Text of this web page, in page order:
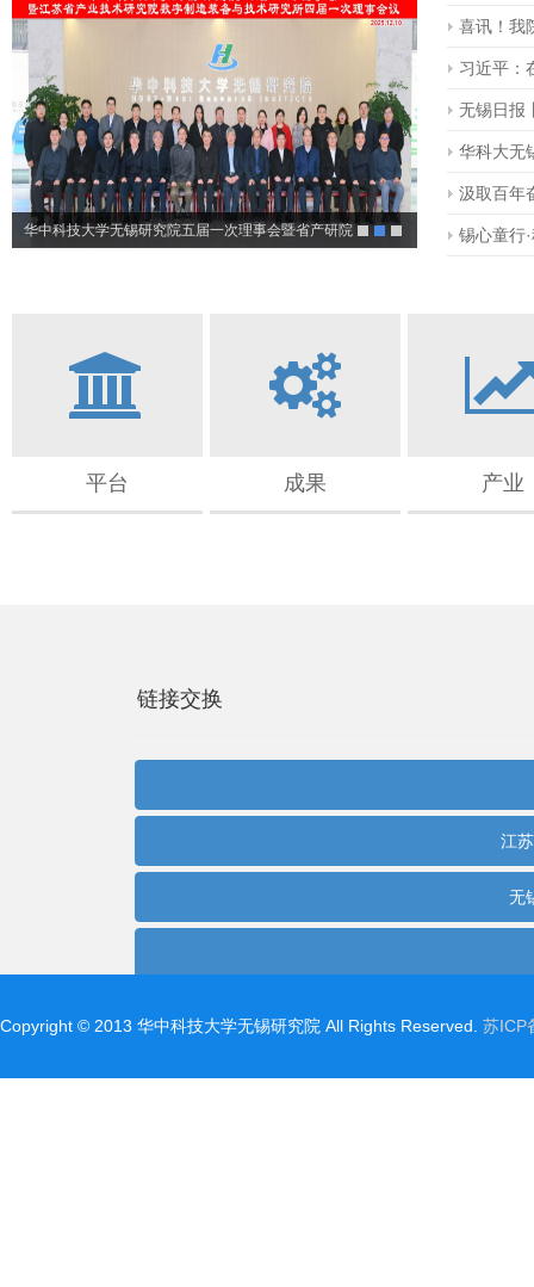
华中科技大学无锡研究院五届一次理事会暨省产研院
喜讯！我
等奖
习近平：
院士
无锡日报
核出
华科大无
基汲取百
研究
锡心童行
平台 成果 产业
Copyright©2013华中科技大学无锡研究院AllRightsReserved. 苏ICP